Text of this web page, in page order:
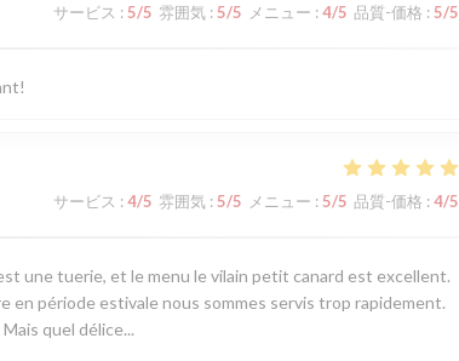
サービス : 5/5 雰囲気 : 5/5 メニュー : 4/5 品質-価格 : 5/5
サービス : 4/5 雰囲気 : 5/5 メニュー : 5/5 品質-価格 : 4/5
une tuerie, et le menu le vilain petit canard est excellent.
période estivale nous sommes servis trop rapidement.
quel délice...